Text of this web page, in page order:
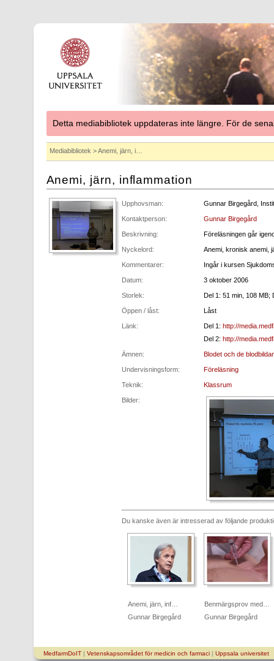
Detta mediabibliotek uppdateras inte längre. För de
Mediabibliotek > Anemi, järn, i…
Anemi, järn, inflammation
Upphovsman: Gunnar Birgegård,
Kontaktperson: Gunnar Birgegård
Beskrivning: Föreläsningen går
Nyckelord: Anemi, kronisk anemi,
Kommentarer: Ingår i kursen
Datum: 3 oktober 2006
Storlek: Del 1: 51 min, 108 MB;
Öppen / låst: Låst
Länk: Del 1: http://
Del 2: http://
Ämnen: Blodet och de
Undervisningsform: Föreläsning
Teknik: Klassrum
Bilder:
Du kanske även är intresserad av följande
Anemi, järn, inf…
Gunnar Birgegård
Benmärgsprov med…
Gunnar Birgegård
MedfarmDoIT| Vetenskapsområdet för medicin och farmaci| Uppsala universitet